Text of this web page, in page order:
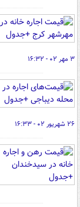
۳ مهر ۰۲ - ۱۶:۳۲
۲۶ شهریور ۰۲ - ۱۶:۳۳